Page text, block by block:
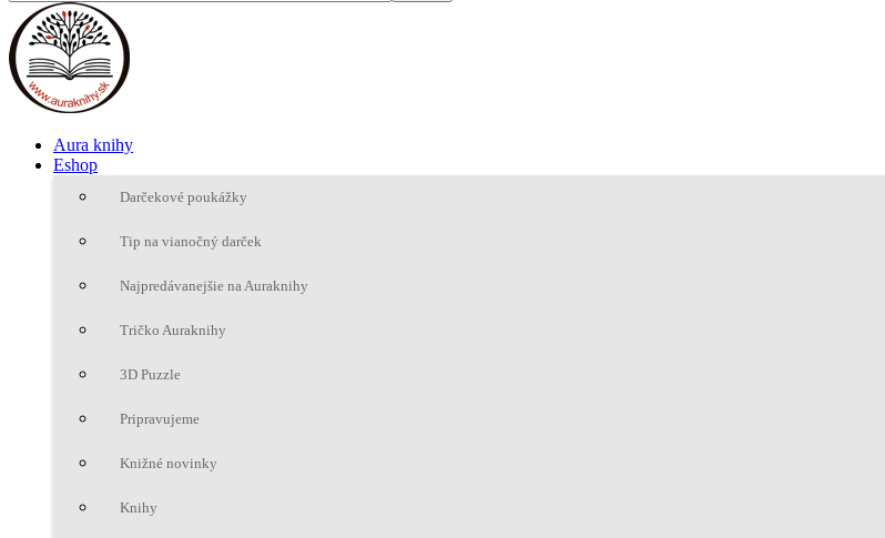
Aura knihy
Eshop
Darčekové poukážky
Tip na vianočný darček
Najpredávanejšie na Auraknihy
Tričko Auraknihy
3D Puzzle
Pripravujeme
Knižné novinky
Knihy